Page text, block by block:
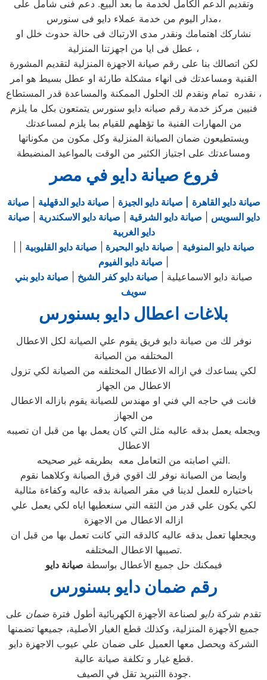
وتقديم الدعم الكامل لخدمة ما بعد البيع. دعم فنى شامل على
مدار اليوم من خدمة عملاء دايو فى سنورس،
نشاركك اهتمامك ونقدر مدى الارتباك فى حالة حدوث خلل او
عطل فى ايا من اجهزتنا المنزلية ،
لكن اتصالك بنا على رقم صيانة الاجهزة المنزلية لتقديم المشورة
القنية ومساعدتك فى انهاء مشكلة طارئة او عطل بسيط هو امر
نقدره تمام ونقدم لك الحلول الممكنة والمساعدة قدر المستطاع ،
فنيين مركز خدمة رقم صيانه دايو سنورس يتمتعون بكل ما يلزم
من المهارات الفنية ما تؤهلهم للقيام بما يلزم لمساعدتك
ويستطيعون ضمان الصيانة المنزلية وكل مكون من مكوناتها
ومساعدتك على اجتياز الكثير من الوقت بالمواعيد المنضبطة
فروع صيانة دايو في مصر
صيانة دايو القاهرة | صيانة دايو الجيزة صيانة دايو الدقهلية
صيانة
دايو السويس
صيانة دايو الشرقية صيانة دايو الاسكندرية
صيانة
دايو الغربية
صيانة دايو المنوفية صيانة دايو البحيرة صيانة دايو القليوبية
صيانة دايو الفيوم
صيانة دايو الاسماعيلية | صيانة دايو كفر الشيخ
صيانة دايو بني
سويف
بلاغات اعطال دايو بسنورس
نوفر لك من صيانة دايو فريق يقوم علي الصيانة لكل الاعطال
المختلفه من الصيانة
لكي يساعدك في ازاله الاعطال المختلفه من الصيانة لكي تزول
الاعطال من الجهاز
فانت في حاجه الي فني او مهندس للصيانة يقوم بازاله الاعطال
من الجهاز
ويجعله يعمل بدقه عاليه مثل التي كان يعمل بها من قبل ان تصيبه
الاعطال
التي اصابته من التعامل معه بطريقه غير صحيحه.
وايضا من الصيانة نوفر لك اقوي فرق الصيانة وكلاهما نقوم
باختياره للعمل لدينا في مقر الصيانة بدقه عاليه وكفاءة مثالية
لكي يكون علي قدر من الثقه التي سنعطيها اياه لكي يعمل علي
ازاله الاعطال من الاجهزة
ويجعلها تعمل بدقه عاليه كالدقه التي كانت تعمل بها من قبل ان
تصيبها الاعطال المختلفه.
فيمكنك حل جميع الأعطال بواسطة صيانة دايو
رقم ضمان دايو بسنورس
تقدم شركة دايو لصناعة الأجهزة الكهربائية أطول فترة ضمان على
جميع الأجهزة المنزلية، وكذلك قطع الغيار الأصلية، جميعها تضمنها
الشركة ويحصل معها العميل على ضمان علي عيوب الاجهزة دايو
قطع غيار و تكلفة صيانة عالية.
جودة االتبريد تقل في الصيف.